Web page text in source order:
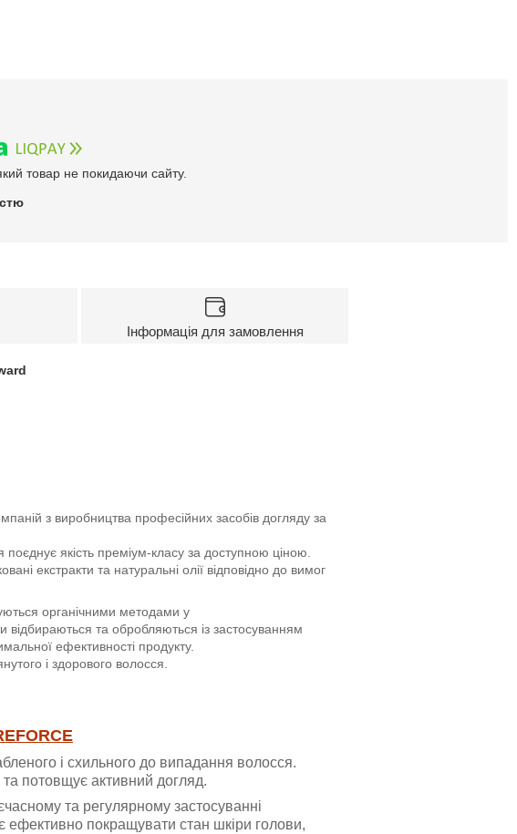
товар не покидаючи сайту.
Інформація для замовлення
з виробництва професійних засобів догляду за
якість преміум-класу за доступною ціною.
екстракти та натуральні олії відповідно до вимог
органічними методами у
відбираються та обробляються із застосуванням
ефективності продукту.
і здорового волосся.
і схильного до випадання волосся.
потовщує активний догляд.
та регулярному застосуванні
ефективно покращувати стан шкіри голови,